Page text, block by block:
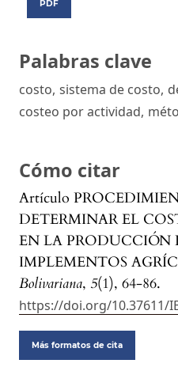
Palabras clave
costo, sistema de costo,
costeo por actividad,
Cómo citar
Artículo
DETERMINAR EL
EN LA PRODUCCIÓN
IMPLEMENTOS
Bolivariana, 5(1), 64-86.
https://doi.org/10.37611/
Más formatos de cita
PDF